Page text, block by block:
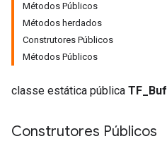
Métodos Públicos
Métodos herdados
Construtores Públicos
Métodos Públicos
classe estática pública
Construtores Públicos